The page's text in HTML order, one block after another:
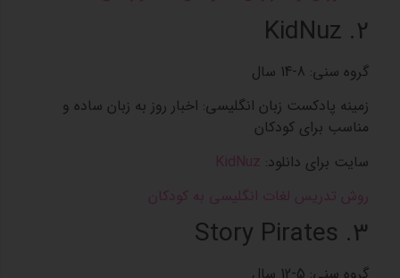
2. KidNuz
گروه سنی: 8-14 سال
زمینه پادکست‌ زبان انگلیسی: اخبار روز به زبان ساده و
مناسب برای کودکان
سایت برای دانلود: KidNuz
روش تدریس لغات انگلیسی به کودکان
3. Story Pirates